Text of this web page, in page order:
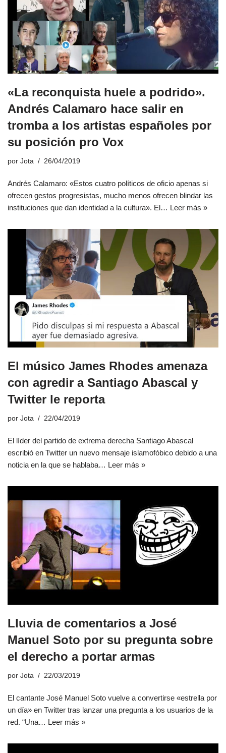
«La reconquista huele a podrido».
Andrés Calamaro hace salir en
tromba a los artistas españoles por
su posición pro Vox
por Jota 26/04/2019
Andrés Calamaro: «Estos cuatro políticos de oficio apenas si
ofrecen gestos progresistas, mucho menos ofrecen blindar las
instituciones que dan identidad a la cultura». El… Leer más »
El músico James Rhodes amenaza
con agredir a Santiago Abascal y
Twitter le reporta
por Jota 22/04/2019
El líder del partido de extrema derecha Santiago Abascal
escribió en Twitter un nuevo mensaje islamofóbico debido a una
noticia en la que se hablaba… Leer más »
Lluvia de comentarios a José
Manuel Soto por su pregunta sobre
el derecho a portar armas
por Jota 22/03/2019
El cantante José Manuel Soto vuelve a convertirse «estrella por
un día» en Twitter tras lanzar una pregunta a los usuarios de la
red. “Una… Leer más »